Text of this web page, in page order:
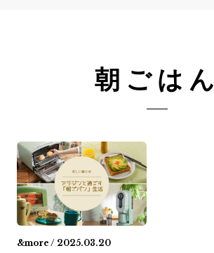
朝ごはん
&more / 2025.03.20